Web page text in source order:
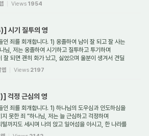
Views 1954
시기 질투의 영
인 죄를 회개합니다. 1) 옹졸하여 남이 잘 되고 잘 사는
님, 저는 옹졸하여 시기하고 질투하고 투기하며
잘 되면 괜히 화가 났고, 싫었으며 울분이 생겨서 견딜
렙 Views 2197
걱정 근심의 영
인 죄를 회개합니다. 1) 하나님의 도우심과 인도하심을
못한 죄 “하나님, 저는 늘 근심하고 걱정하며
까지도 세시며 나의 앉고 일어섬을 아시고, 한 나라를